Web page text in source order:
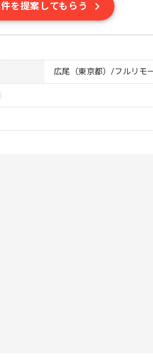
を提案してもらう
広尾（東京都）/フルリモ